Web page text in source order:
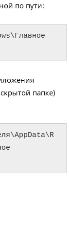
по пути:
папке)